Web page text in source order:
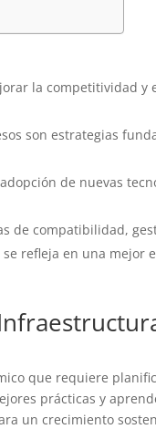
la competitividad y
son estrategias
de nuevas
de compatibilidad,
refleja en una mejor
que requiere
prácticas y
un crecimiento